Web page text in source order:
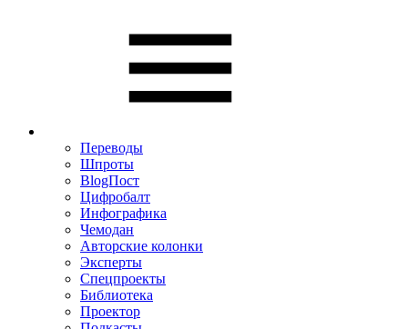
Переводы
Шпроты
BlogПост
Цифробалт
Инфографика
Чемодан
Авторские колонки
Эксперты
Спецпроекты
Библиотека
Проектор